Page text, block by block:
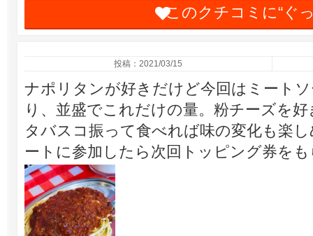
このクチコミに“ぐ
投稿：2021/03/15
ナポリタンが好きだけど今回はミート
り、並盛でこれだけの量。粉チーズを
タバスコ振って食べれば味の変化も楽
ートに参加したら次回トッピング券を